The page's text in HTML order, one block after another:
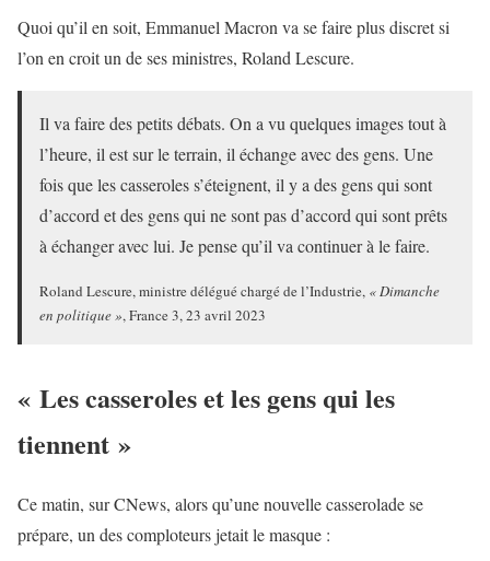
Quoi qu’il en soit, Emmanuel Macron va se faire plus discret si
l’on en croit un de ses ministres, Roland Lescure.
Il va faire des petits débats. On a vu quelques images tout à
l’heure, il est sur le terrain, il échange avec des gens. Une
fois que les casseroles s’éteignent, il y a des gens qui sont
d’accord et des gens qui ne sont pas d’accord qui sont prêts
à échanger avec lui. Je pense qu’il va continuer à le faire.
Roland Lescure, ministre délégué chargé de l’Industrie, « Dimanche
en politique », France 3, 23 avril 2023
« Les casseroles et les gens qui les
tiennent »
Ce matin, sur CNews, alors qu’une nouvelle casserolade se
prépare, un des comploteurs jetait le masque :